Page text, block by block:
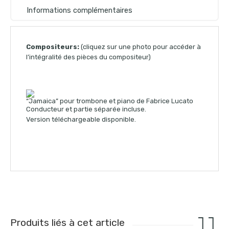
Informations complémentaires
Compositeurs: (cliquez sur une photo pour accéder à
l’intégralité des pièces du compositeur)
“Jamaica” pour trombone et piano de Fabrice Lucato
Conducteur et partie séparée incluse.
Version téléchargeable disponible.
Produits liés à cet article